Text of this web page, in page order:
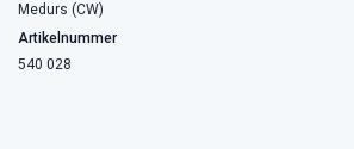
Medurs (CW)
Artikelnummer
540 028